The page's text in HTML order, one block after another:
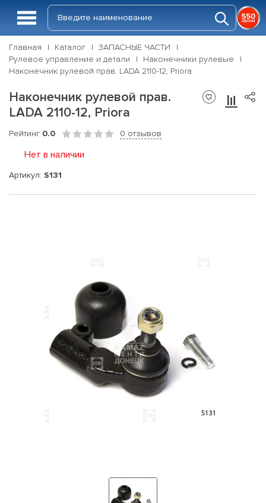
Главная Каталог
ЗАПАСНЫЕ ЧАСТИ
Рулевое управление и детали
Наконечники рулевые
Наконечник рулевой прав. LADA 2110-12, Priora
Наконечник рулевой прав.
LADA 2110-12, Priora
Рейтинг 0.0 0 отзывов
Нет в наличии
Артикул: S131